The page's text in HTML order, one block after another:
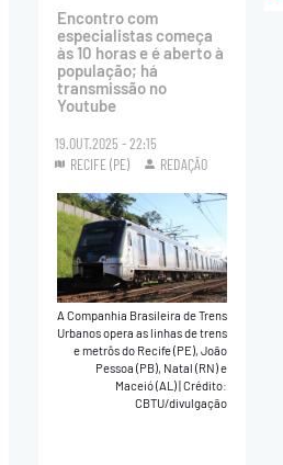
Encontro com
especialistas começa
às 10 horas e é aberto à
população; há
transmissão no
Youtube
19.OUT.2025 - 22:15
RECIFE (PE)
REDAÇÃO
A Companhia Brasileira de Trens
Urbanos opera as linhas de trens
e metrôs do Recife (PE), João
Pessoa (PB), Natal (RN) e
Maceió (AL)|Crédito:
CBTU/divulgação